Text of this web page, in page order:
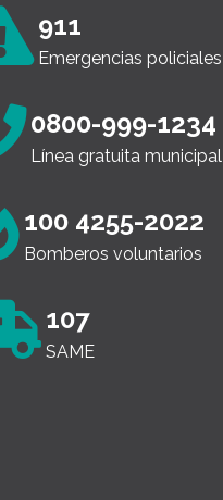
911
Emergencias policiales
0800-999-1234
Línea gratuita municipal
100 4255-2022
Bomberos voluntarios
107
SAME